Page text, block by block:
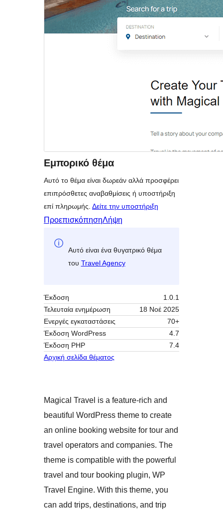
Εμπορικό θέμα
Αυτό το θέμα είναι δωρεάν αλλά προσφέρει
επιπρόσθετες αναβαθμίσεις ή υποστήριξη
επί πληρωμής. Δείτε την υποστήριξη
ΠροεπισκόπησηΛήψη
Αυτό είναι ένα θυγατρικό θέμα
του Travel Agency
Έκδοση
1.0.1
Τελευταία ενημέρωση
18 Νοέ 2025
Ενεργές εγκαταστάσεις
70+
Έκδοση WordPress
4.7
Έκδοση ΡΗΡ
7.4
Αρχική σελίδα θέματος
Magical Travel is a feature-rich and
beautiful WordPress theme to create
an online booking website for tour and
travel operators and companies. The
theme is compatible with the powerful
travel and tour booking plugin, WP
Travel Engine. With this theme, you
can add trips, destinations, and trip